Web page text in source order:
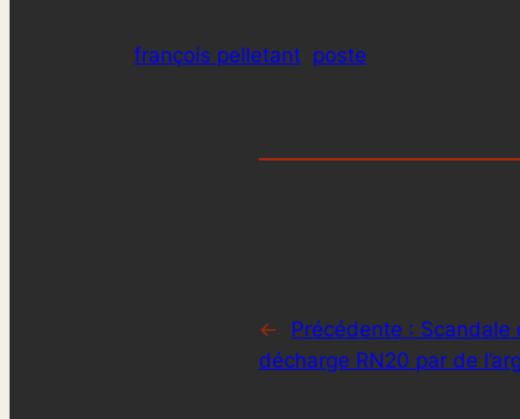
françois pelletant poste
← Précédente : Scandale
décharge RN20 par de